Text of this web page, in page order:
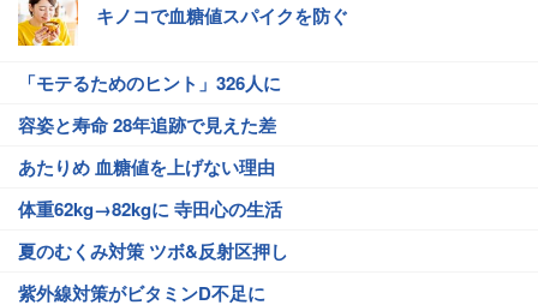
キノコで血糖値スパイクを防ぐ
「モテるためのヒント」326人に
容姿と寿命 28年追跡で見えた差
あたりめ 血糖値を上げない理由
体重62kg→82kgに 寺田心の生活
夏のむくみ対策 ツボ&反射区押し
紫外線対策がビタミンD不足に